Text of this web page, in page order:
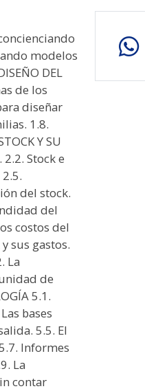
modelos
DEL
de los
diseñar
1.8.
Y SU
2.2. Stock e
del stock.
del
costos del
sus gastos.
La
de
5.1.
bases
5.5. El
Informes
La
contar